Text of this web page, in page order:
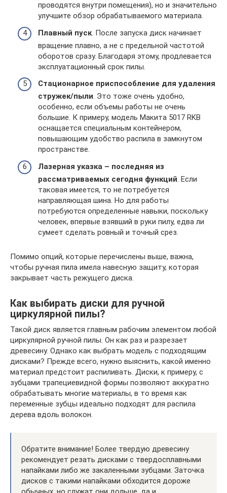
проводятся внутри помещения), но и значительно
улучшите обзор обрабатываемого материала.
Плавный пуск. После запуска диск начинает
вращение плавно, а не с предельной частотой
оборотов сразу. Благодаря этому, продлевается
эксплуатационный срок пилы.
Стационарное приспособление для удаления
стружек/пыли. Это тоже очень удобно,
особенно, если объемы работы не очень
большие. К примеру, модель Макита 5017 RKB
оснащается специальным контейнером,
повышающим удобство распила в замкнутом
пространстве.
Лазерная указка – последняя из
рассматриваемых сегодня функций. Если
таковая имеется, то не потребуется
направляющая шина. Но для работы
потребуются определенные навыки, поскольку
человек, впервые взявший в руки пилу, едва ли
сумеет сделать ровный и точный срез.
Помимо опций, которые перечислены выше, важна,
чтобы ручная пила имела навесную защиту, которая
закрывает часть режущего диска.
Как выбирать диски для ручной
циркулярной пилы?
Такой диск является главным рабочим элементом любой
циркулярной ручной пилы. Он как раз и разрезает
древесину. Однако как выбрать модель с подходящим
дисками? Прежде всего, нужно выяснить, какой именно
материал предстоит распиливать. Диски, к примеру, с
зубцами трапециевидной формы позволяют аккуратно
обрабатывать многие материалы, в то время как
переменные зубцы идеально подходят для распила
дерева вдоль волокон.
Обратите внимание! Более твердую древесину
рекомендует резать дисками с твердосплавными
напайками либо же закаленными зубцами. Заточка
дисков с такими напайками обходится дороже